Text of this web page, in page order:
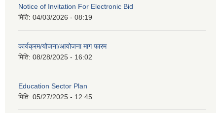
Notice of Invitation For Electronic Bid
मिति: 04/03/2026 - 08:19
कार्यक्रम/योजना/आयोजना माग फारम
मिति: 08/28/2025 - 16:02
Education Sector Plan
मिति: 05/27/2025 - 12:45